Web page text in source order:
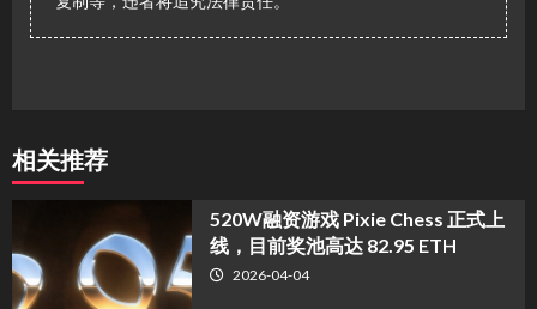
相关推荐
520W融资游戏 Pixie Chess 正式上
线，目前奖池高达 82.95 ETH
2026-04-04